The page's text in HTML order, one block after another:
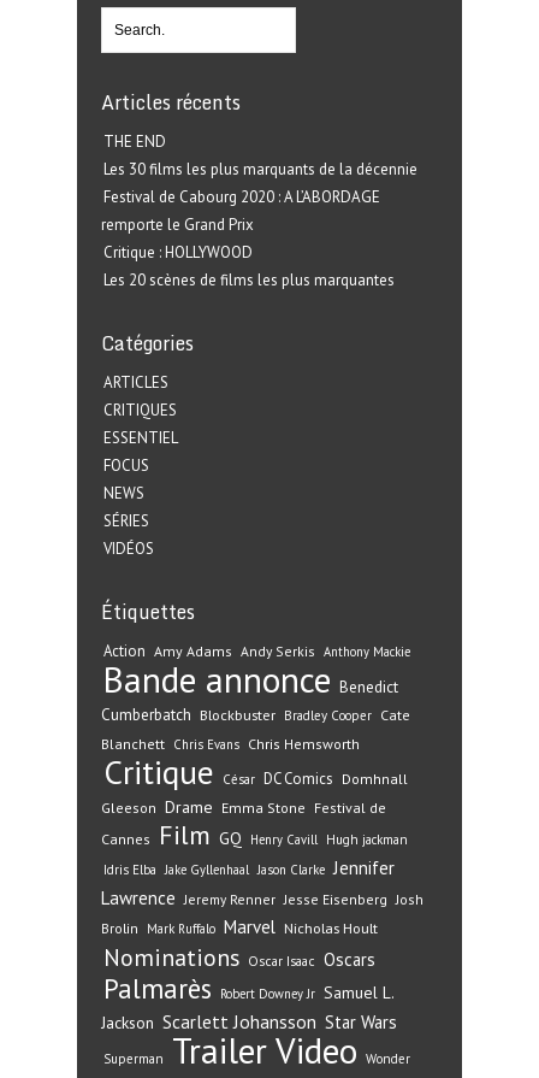
Articles récents
THE END
Les 30 films les plus marquants de la décennie
Festival de Cabourg 2020 : A L’ABORDAGE
remporte le Grand Prix
Critique : HOLLYWOOD
Les 20 scènes de films les plus marquantes
Catégories
ARTICLES
CRITIQUES
ESSENTIEL
FOCUS
NEWS
SÉRIES
VIDÉOS
Étiquettes
Action Amy Adams Andy Serkis Anthony Mackie
Bande annonce Benedict
Cumberbatch Blockbuster Bradley Cooper Cate
Blanchett Chris Evans Chris Hemsworth
Critique César DC Comics Domhnall
Gleeson Drame Emma Stone Festival de
Cannes
Film GQ Henry Cavill Hugh jackman
Idris Elba Jake Gyllenhaal Jason Clarke Jennifer
Lawrence Jeremy Renner Jesse Eisenberg Josh
Brolin
Mark Ruffalo Marvel Nicholas Hoult
Nominations Oscar Isaac Oscars
Palmarès Robert Downey Jr Samuel L.
Jackson Scarlett Johansson Star Wars
Superman TrailerVideo Wonder